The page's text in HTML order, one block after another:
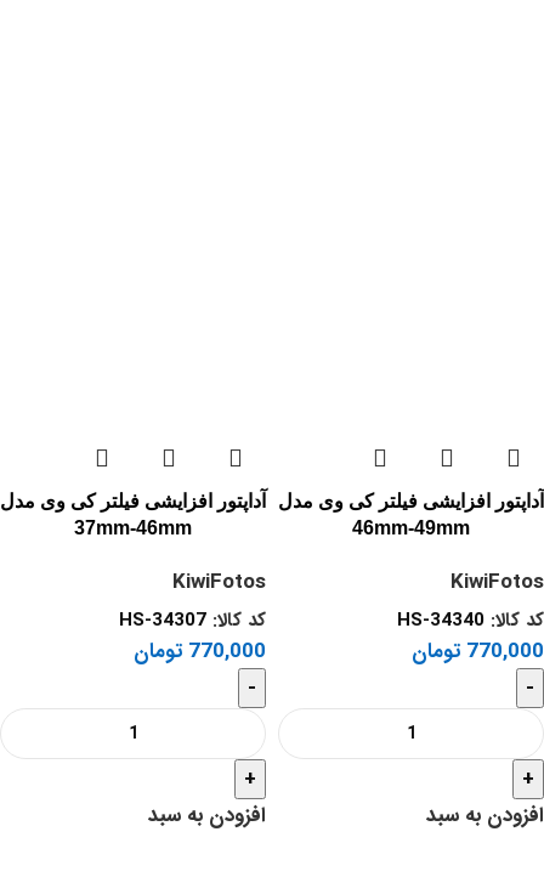
آداپتور افزایشی فیلتر کی وی مدل
46mm-49mm
KiwiFotos
کد کالا: HS-34340
770,000 تومان
-
+
افزودن به سبد
آداپتور افزایشی فیلتر کی وی مدل
37mm-46mm
KiwiFotos
کد کالا: HS-34307
770,000 تومان
-
+
افزودن به سبد